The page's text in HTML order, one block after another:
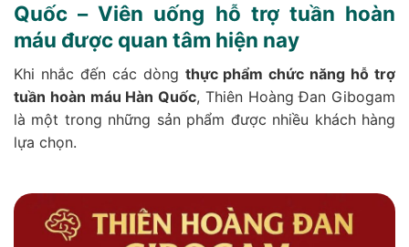
Quốc – Viên uống hỗ trợ tuần hoàn
máu được quan tâm hiện nay
Khi nhắc đến các dòng thực phẩm chức năng hỗ trợ
tuần hoàn máu Hàn Quốc, Thiên Hoàng Đan Gibogam
là một trong những sản phẩm được nhiều khách hàng
lựa chọn.